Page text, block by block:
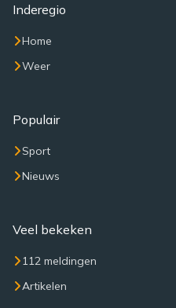
Inderegio
Home
Weer
Populair
Sport
Nieuws
Veel bekeken
112 meldingen
Artikelen